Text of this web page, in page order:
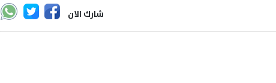
شارك الان